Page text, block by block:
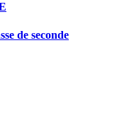
de seconde